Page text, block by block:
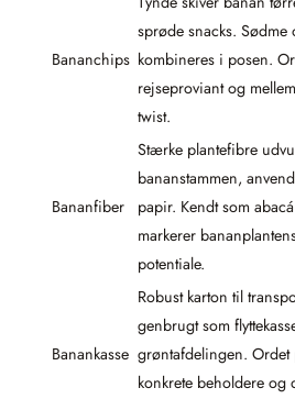
Bananchips
sprøde snacks.
kombineres i posen.
rejseproviant og
twist.
Bananfiber
Stærke plantefibre
bananstammen,
papir. Kendt som
markerer
potentiale.
Banankasse
Robust karton til
genbrugt som
grøntafdelingen. Ordet
konkrete beholdere og